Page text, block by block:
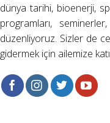
dünya tarihi, bioenerji,
programları,
düzenliyoruz. Sizler de
gidermek için ailemize